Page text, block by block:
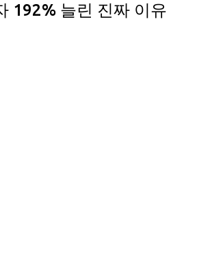
192% 늘린 진짜 이유